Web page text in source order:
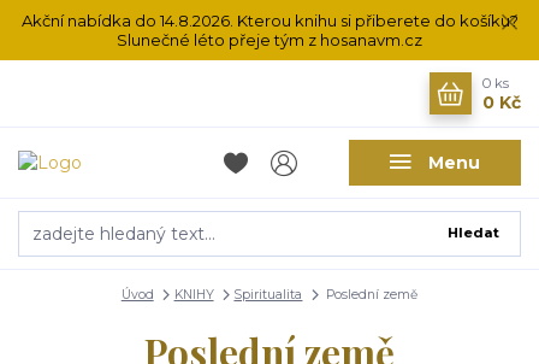
Akční nabídka do 14.8.2026. Kterou knihu si přiberete do košíku?
Slunečné léto přeje tým z hosanavm.cz
Menu
Hledat
0 ks
0 Kč
Úvod KNIHY Spiritualita Poslední země
Poslední země